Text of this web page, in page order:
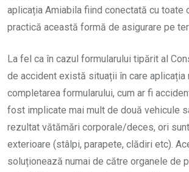
aplicația Amiabila fiind conectată cu toate
practică această formă de asigurare pe
La fel ca în cazul formularului tipărit al
de accident există situații în care aplicația
completarea formularului, cum ar fi
fost implicate mai mult de două vehicule
rezultat vătămări corporale/deces, ori
exterioare (stâlpi, parapete, clădiri etc).
soluționează numai de către organele de